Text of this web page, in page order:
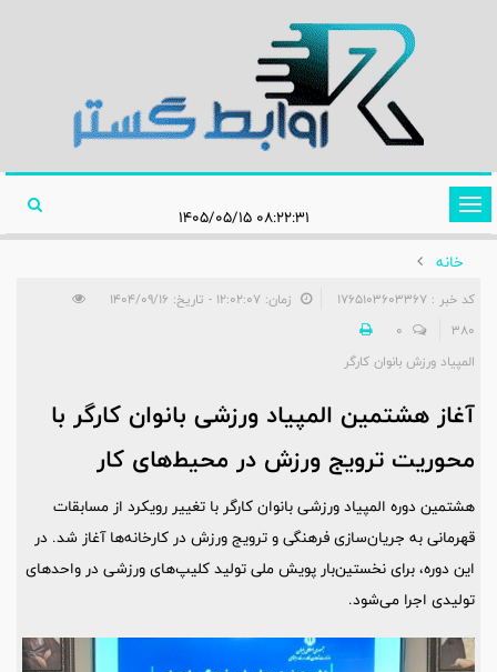
تغییر
وضعیت
ناوبری
خانه
کد خبر : 1765103603367
زمان: ۱۲:۰۲:۰۷ - تاریخ: ۱۴۰۴/۰۹/۱۶
380
0
المپیاد ورزش بانوان کارگر
آغاز هشتمین المپیاد ورزشی بانوان کارگر با
محوریت ترویج ورزش در محیط‌های کار
هشتمین دوره المپیاد ورزشی بانوان کارگر با تغییر رویکرد از مسابقات
قهرمانی به جریان‌سازی فرهنگی و ترویج ورزش در کارخانه‌ها آغاز شد. در
این دوره، برای نخستین‌بار پویش ملی تولید کلیپ‌های ورزشی در واحدهای
تولیدی اجرا می‌شود.